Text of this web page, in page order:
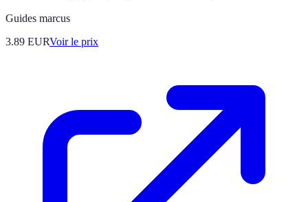
Guides marcus
3.89 EURVoir le prix